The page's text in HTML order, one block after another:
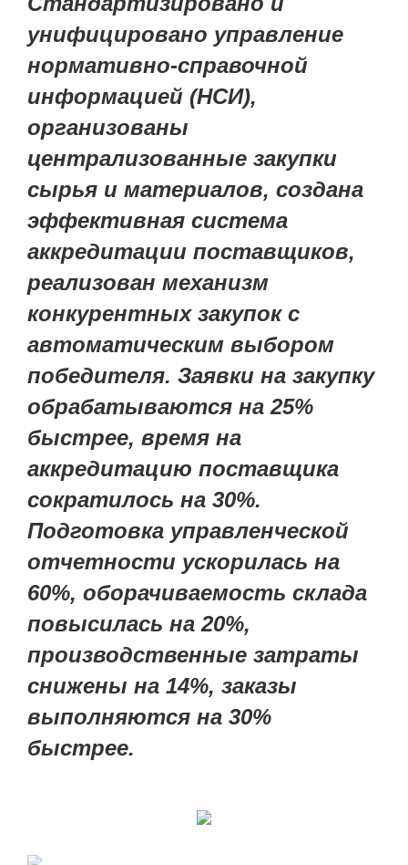
унифицировано управление
нормативно-справочной
информацией (НСИ),
организованы
централизованные закупки
сырья и материалов, создана
эффективная система
аккредитации поставщиков,
реализован механизм
конкурентных закупок с
автоматическим выбором
победителя. Заявки на закупку
обрабатываются на 25%
быстрее, время на
аккредитацию поставщика
сократилось на 30%.
Подготовка управленческой
отчетности ускорилась на
60%, оборачиваемость склада
повысилась на 20%,
производственные затраты
снижены на 14%, заказы
выполняются на 30%
быстрее.